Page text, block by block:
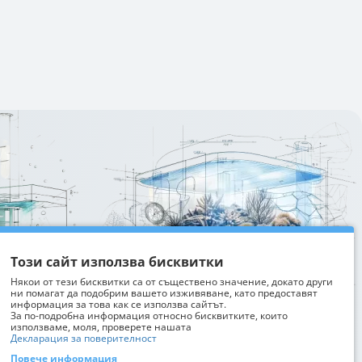
Този сайт използва бисквитки
Някои от тези бисквитки са от съществено значение, докато други
ни помагат да подобрим вашето изживяване, като предоставят
информация за това как се използва сайтът.
За по-подробна информация относно бисквитките, които
използваме, моля, проверете нашата
Декларация за поверителност
Повече информация